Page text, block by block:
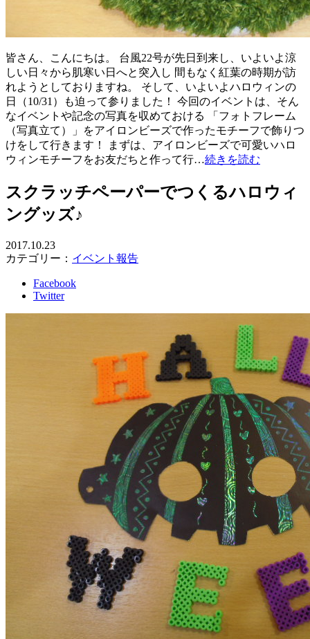
皆さん、こんにちは。 台風22号が先日到来し、いよいよ涼
しい日々から肌寒い日へと突入し 間もなく紅葉の時期が訪
れようとしておりますね。 そして、いよいよハロウィンの
日（10/31）も迫って参りました！ 今回のイベントは、そん
なイベントや記念の写真を収めておける 「フォトフレーム
（写真立て）」をアイロンビーズで作ったモチーフで飾りつ
けをして行きます！ まずは、アイロンビーズで可愛いハロ
ウィンモチーフをお友だちと作って行…続きを読む
スクラッチペーパーでつくるハロウィ
ングッズ♪
2017.10.23
カテゴリー： イベント報告
Facebook
Twitter